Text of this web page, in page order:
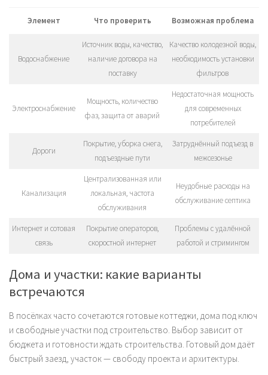
Элемент Что проверить Возможная проблема
Водоснабжение
Источник воды, качество,
наличие договора на
поставку
Качество колодезной воды,
необходимость установки
фильтров
Электроснабжение
Мощность, количество
фаз, защита от аварий
Недостаточная мощность
для современных
потребителей
Дороги
Покрытие, уборка снега,
подъездные пути
Затруднённый подъезд в
межсезонье
Канализация
Централизованная или
локальная, частота
обслуживания
Неудобные расходы на
обслуживание септика
Интернет и сотовая
связь
Покрытие операторов,
скоростной интернет
Проблемы с удалённой
работой и стримингом
Дома и участки: какие варианты
встречаются
В посёлках часто сочетаются готовые коттеджи, дома под ключ
и свободные участки под строительство. Выбор зависит от
бюджета и готовности ждать строительства. Готовый дом даёт
быстрый заезд, участок — свободу проекта и архитектуры.